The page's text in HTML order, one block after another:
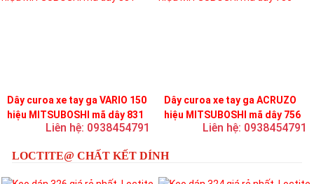
Dây curoa xe tay ga VARIO 150
hiệu MITSUBOSHI mã dây 831
Liên hệ: 0938454791
Dây curoa xe tay ga ACRUZO
hiệu MITSUBOSHI mã dây 756
Liên hệ: 0938454791
LOCTITE@ CHẤT KẾT DÍNH